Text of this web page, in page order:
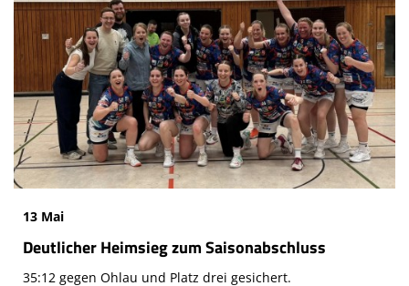
13 Mai
Deutlicher Heimsieg zum Saisonabschluss
35:12 gegen Ohlau und Platz drei gesichert.